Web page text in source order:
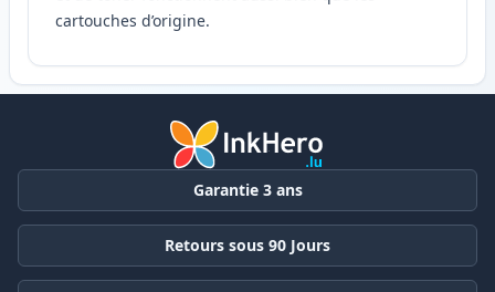
cartouches d’origine.
Garantie 3 ans
Retours sous 90 Jours